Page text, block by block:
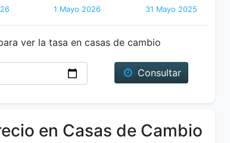
1 Mayo 2026
31 Mayo 2025
ver la tasa en casas de cambio
Consultar
en Casas de Cambio